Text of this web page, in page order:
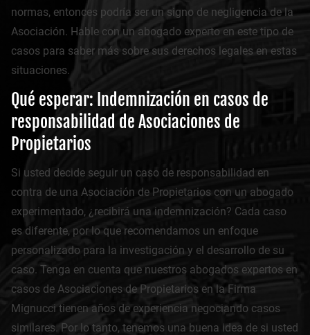
normas, entonces podría ser un signo de negligencia de la
Asociación. Hable con un abogado experto en este tipo de
casos para saber más sobre sus derechos legales en estas
situaciones.
Qué esperar: Indemnización en casos de
responsabilidad de Asociaciones de
Propietarios
Si usted decide seguir un caso de responsabilidad en
contra de una Asociación de Propietarios con un abogado
experimentado, ¿recibirá una indemnización? Cada caso
es diferente, por lo que recomendamos un enfoque
personalizado para la investigación y el desarrollo de su
caso. Tenga en cuenta que nuestros abogados expertos en
casos de Asociaciones de Propietarios en la Firma
Mignucci tienen años de experiencia negociando casos
similares. Por lo tanto, tenemos una buena idea de si usted